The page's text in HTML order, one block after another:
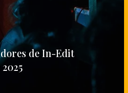
de In-Edit